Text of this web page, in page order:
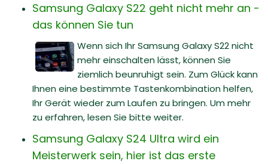
Samsung Galaxy S22 geht nicht mehr an -
das können Sie tun
Wenn sich Ihr Samsung Galaxy S22 nicht
mehr einschalten lässt, können Sie
ziemlich beunruhigt sein. Zum Glück kann
Ihnen eine bestimmte Tastenkombination helfen,
Ihr Gerät wieder zum Laufen zu bringen. Um mehr
zu erfahren, lesen Sie bitte weiter.
Samsung Galaxy S24 Ultra wird ein
Meisterwerk sein, hier ist das erste